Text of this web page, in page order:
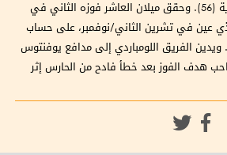
إدين دجيكو من أرضية يسارية (56). وحقق ميلان العاشر فوزه الثاني في
عين في تشرين الثاني/نوفمبر، على حساب
الفريق اللومباردي إلى مدافع يوفنتوس
هدف الفوز بعد خطأ فادح من الحارس إثر